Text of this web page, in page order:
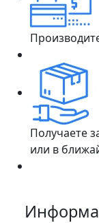
Получаете
или в